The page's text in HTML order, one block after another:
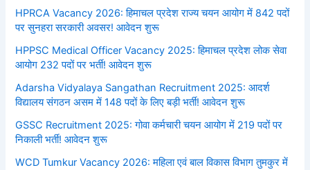
HPRCA Vacancy 2026: हिमाचल प्रदेश राज्य चयन आयोग में 842 पदों
पर सुनहरा सरकारी अवसर! आवेदन शुरू
HPPSC Medical Officer Vacancy 2025: हिमाचल प्रदेश लोक सेवा
आयोग 232 पदों पर भर्ती! आवेदन शुरू
Adarsha Vidyalaya Sangathan Recruitment 2025: आदर्श
विद्यालय संगठन असम में 148 पदों के लिए बड़ी भर्ती! आवेदन शुरू
GSSC Recruitment 2025: गोवा कर्मचारी चयन आयोग में 219 पदों पर
निकाली भर्ती! आवेदन शुरू
WCD Tumkur Vacancy 2026: महिला एवं बाल विकास विभाग तुमकुर में